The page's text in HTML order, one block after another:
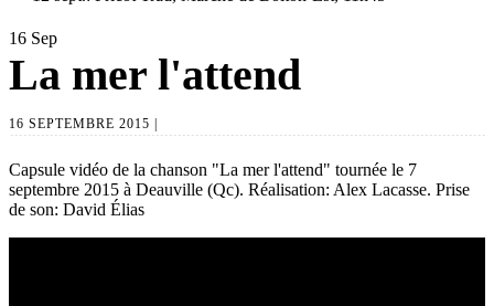
16 Sep
La mer l'attend
16 SEPTEMBRE 2015 |
Capsule vidéo de la chanson "La mer l'attend" tournée le 7
septembre 2015 à Deauville (Qc). Réalisation: Alex Lacasse. Prise
de son: David Élias